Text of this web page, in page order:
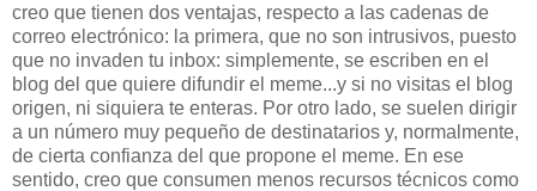
creo que tienen dos ventajas, respecto a las cadenas de
correo electrónico: la primera, que no son intrusivos, puesto
que no invaden tu inbox: simplemente, se escriben en el
blog del que quiere difundir el meme...y si no visitas el blog
origen, ni siquiera te enteras. Por otro lado, se suelen dirigir
a un número muy pequeño de destinatarios y, normalmente,
de cierta confianza del que propone el meme. En ese
sentido, creo que consumen menos recursos técnicos como